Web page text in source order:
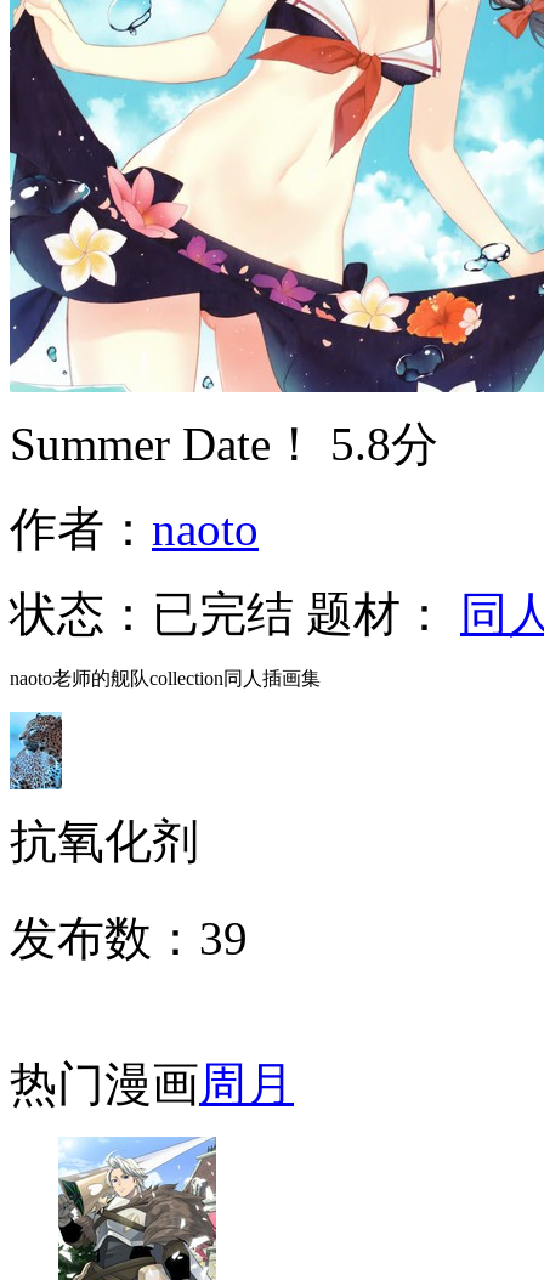
Summer Date！ 5.8分
作者： naoto
状态： 已完结 题材： 同
naoto老师的舰队collection同人插画集
抗氧化剂
发布数： 39
热门漫画周 月